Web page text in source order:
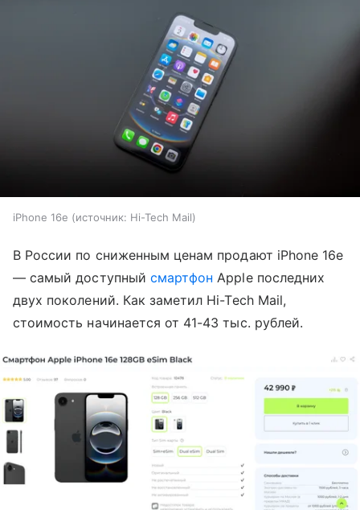
iPhone 16e источник: Hi-Tech Mail
В России по сниженным ценам продают iPhone 16e
— самый доступный смартфон Apple последних
двух поколений. Как заметил Hi-Tech Mail,
стоимость начинается от 41-43 тыс. рублей.